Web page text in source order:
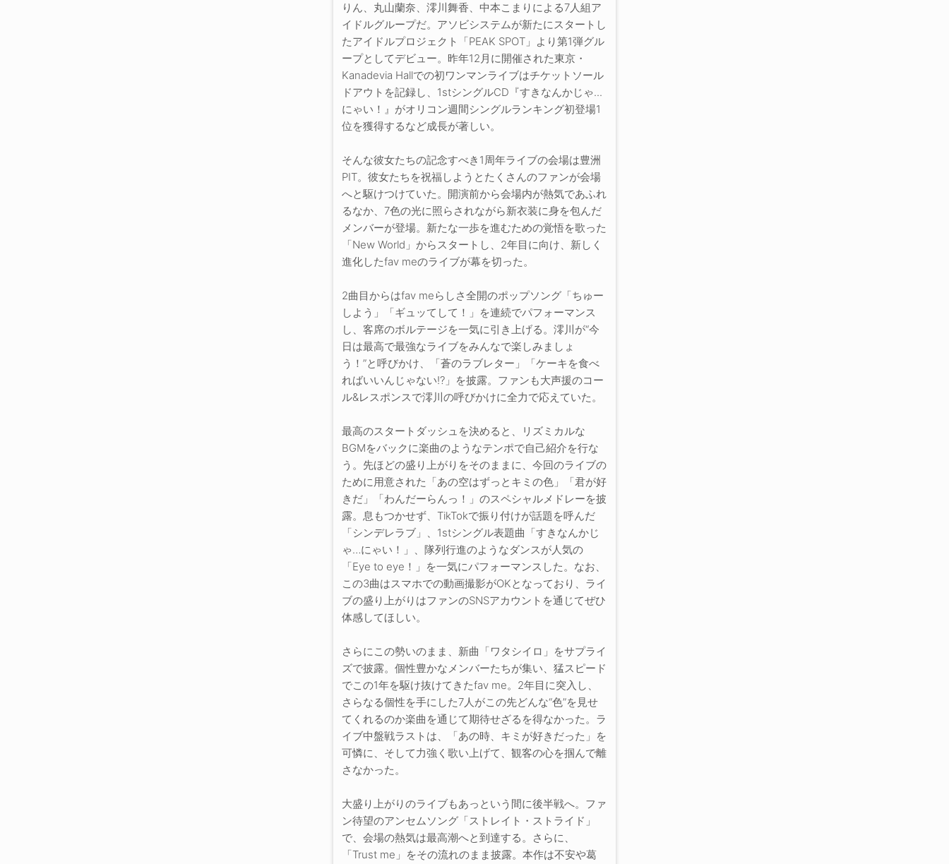
りん、丸山蘭奈、澪川舞香、中本こまりによる7人組ア
イドルグループだ。アソビシステムが新たにスタートし
たアイドルプロジェクト「PEAK SPOT」より第1弾グル
ープとしてデビュー。昨年12月に開催された東京・
Kanadevia Hallでの初ワンマンライブはチケットソール
ドアウトを記録し、1stシングルCD『すきなんかじゃ...
にゃい！』がオリコン週間シングルランキング初登場1
位を獲得するなど成長が著しい。
そんな彼女たちの記念すべき1周年ライブの会場は豊洲
PIT。彼女たちを祝福しようとたくさんのファンが会場
へと駆けつけていた。開演前から会場内が熱気であふれ
るなか、7色の光に照らされながら新衣装に身を包んだ
メンバーが登場。新たな一歩を進むための覚悟を歌った
「New World」からスタートし、2年目に向け、新しく
進化したfav meのライブが幕を切った。
2曲目からはfav meらしさ全開のポップソング「ちゅー
しよう」「ギュッてして！」を連続でパフォーマンス
し、客席のボルテージを一気に引き上げる。澪川が“今
日は最高で最強なライブをみんなで楽しみましょ
う！”と呼びかけ、「蒼のラブレター」「ケーキを食べ
ればいいんじゃない!?」を披露。ファンも大声援のコー
ル&レスポンスで澪川の呼びかけに全力で応えていた。
最高のスタートダッシュを決めると、リズミカルな
BGMをバックに楽曲のようなテンポで自己紹介を行な
う。先ほどの盛り上がりをそのままに、今回のライブの
ために用意された「あの空はずっとキミの色」「君が好
きだ」「わんだーらんっ！」のスペシャルメドレーを披
露。息もつかせず、TikTokで振り付けが話題を呼んだ
「シンデレラブ」、1stシングル表題曲「すきなんかじ
ゃ…にゃい！」、隊列行進のようなダンスが人気の
「Eye to eye！」を一気にパフォーマンスした。なお、
この3曲はスマホでの動画撮影がOKとなっており、ライ
ブの盛り上がりはファンのSNSアカウントを通じてぜひ
体感してほしい。
さらにこの勢いのまま、新曲「ワタシイロ」をサプライ
ズで披露。個性豊かなメンバーたちが集い、猛スピード
でこの1年を駆け抜けてきたfav me。2年目に突入し、
さらなる個性を手にした7人がこの先どんな“色”を見せ
てくれるのか楽曲を通じて期待せざるを得なかった。ラ
イブ中盤戦ラストは、「あの時、キミが好きだった」を
可憐に、そして力強く歌い上げて、観客の心を掴んで離
さなかった。
大盛り上がりのライブもあっという間に後半戦へ。ファ
ン待望のアンセムソング「ストレイト・ストライド」
で、会場の熱気は最高潮へと到達する。さらに、
「Trust me」をその流れのまま披露。本作は不安や葛